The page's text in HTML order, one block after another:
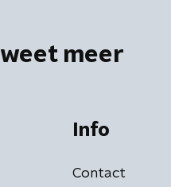
weet meer
Info
Contact